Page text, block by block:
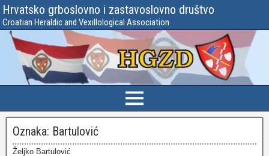
Hrvatsko grboslovno i zastavoslovno društvo
Croatian Heraldic and Vexillological Association
Oznaka: Bartulović
Željko Bartulović